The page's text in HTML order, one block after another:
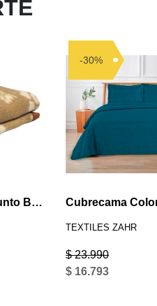
Frazada Jacquard Punto Beige 1 Plaza
-30%
TEXTILES ZAHR
$ 23.990
$ 16.793